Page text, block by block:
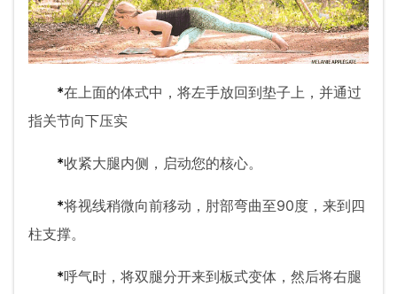
*在上面的体式中，将左手放回到垫子上，并通过
指关节向下压实
*收紧大腿内侧，启动您的核心。
*将视线稍微向前移动，肘部弯曲至90度，来到四
柱支撑。
*呼气时，将双腿分开来到板式变体，然后将右腿